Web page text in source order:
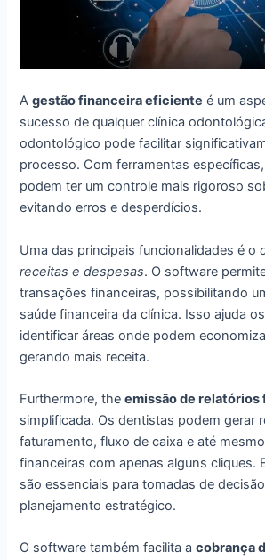
Agestão financeira eficiente é um
sucesso de qualquer clínica
odontológico pode facilitar
processo. Com ferramentas
podem ter um controle mais rigoroso
evitando erros e desperdícios.
Uma das principais funcionalidades é o
receitas e despesas. O software
transações financeiras, possibilitando
saúde financeira da clínica. Isso ajuda
identificar áreas onde podem
gerando mais receita.
Furthermore, theemissão de
simplificada. Os dentistas podem gerar
faturamento, fluxo de caixa e até
financeiras com apenas alguns cliques.
são essenciais para tomadas de
planejamento estratégico.
O software também facilita acobrança